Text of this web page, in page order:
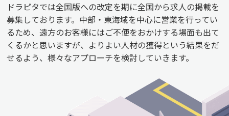
ドラピタでは全国版への改定を期に全国から求人の掲載を
募集しております。中部・東海域を中心に営業を行ってい
るため、遠方のお客様にはご不便をおかけする場面も出て
くるかと思いますが、よりよい人材の獲得という結果をだ
せるよう、様々なアプローチを検討していきます。